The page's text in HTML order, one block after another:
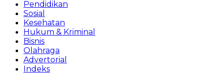
Pendidikan
Sosial
Kesehatan
Hukum & Kriminal
Bisnis
Olahraga
Advertorial
Indeks